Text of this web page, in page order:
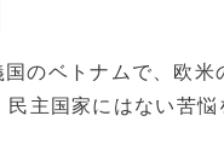
国のベトナムで、欧
主国家にはない苦悩